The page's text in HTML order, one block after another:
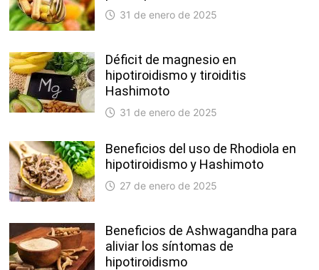
31 de enero de 2025
Déficit de magnesio en
hipotiroidismo y tiroiditis
Hashimoto
31 de enero de 2025
Beneficios del uso de Rhodiola en
hipotiroidismo y Hashimoto
27 de enero de 2025
Beneficios de Ashwagandha para
aliviar los síntomas de
hipotiroidismo